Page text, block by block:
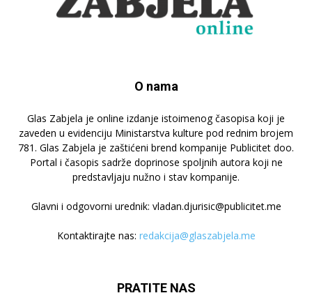
O nama
Glas Zabjela je online izdanje istoimenog časopisa koji je
zaveden u evidenciju Ministarstva kulture pod rednim brojem
781. Glas Zabjela je zaštićeni brend kompanije Publicitet doo.
Portal i časopis sadrže doprinose spoljnih autora koji ne
predstavljaju nužno i stav kompanije.
Glavni i odgovorni urednik: vladan.djurisic@publicitet.me
Kontaktirajte nas: redakcija@glaszabjela.me
PRATITE NAS